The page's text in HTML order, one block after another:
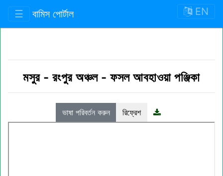
☰ বামিস পোর্টাল EN
মসুর -রংপুর অঞ্চল-ফসল আবহাওয়া পঞ্জিকা
ভাষা পরিবর্তন করুন রিফ্রেশ